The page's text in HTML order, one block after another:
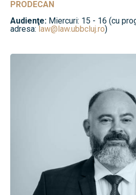
PRODECAN
Audienţe: Miercuri: 15 - 16 (cu
adresa: law@law.ubbcluj.ro)